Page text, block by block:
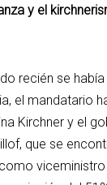
y el
recién se
el mandatario
Kirchner y el
que se